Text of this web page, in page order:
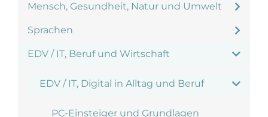
Mensch, Gesundheit, Natur und Umwelt
Sprachen
EDV / IT, Beruf und Wirtschaft
EDV / IT, Digital in Alltag und Beruf
PC-Einsteiger und Grundlagen